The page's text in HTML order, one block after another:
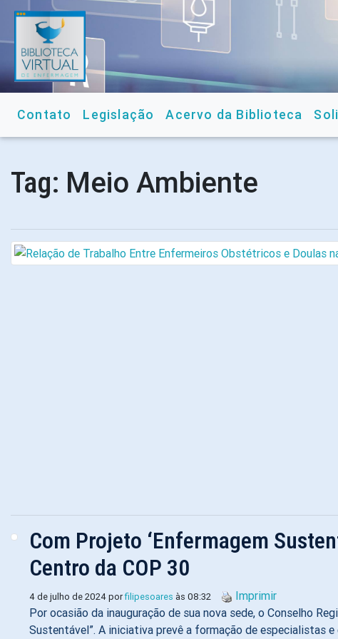
Contato Legislação Acervo da Biblioteca
Tag: Meio Ambiente
Com Projeto ‘Enfermagem
Centro da COP 30
4 de julho de 2024 porfilipesoares às 08:32
Imprimir
Por ocasião da inauguração de sua nova sede, o Conselho
Sustentável”. A iniciativa prevê a formação de especialistas